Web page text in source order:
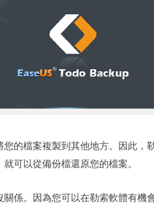
的檔案複製到其他地方。因此，
可以從備份檔還原您的檔案。
係。因為您可以在勒索軟體有機